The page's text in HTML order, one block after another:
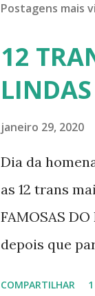
Postagens mais
12
janeiro 29, 2020
Dia da
as 12 trans
FAMOSAS
depois que
COMPARTILHAR